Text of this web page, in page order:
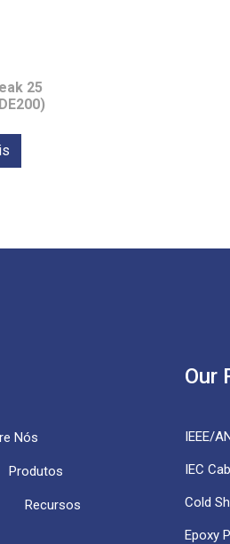
25
Nós
Produtos
Recursos
Our
IEEE/
IEC
Cold
Epoxy